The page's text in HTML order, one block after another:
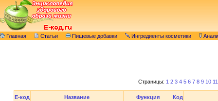
Главная Статьи Пищевые добавки Ингредиенты косметики
Страницы: 1 2 3 4 5 6 7 8 9 10 11
E-код Название Функция Код